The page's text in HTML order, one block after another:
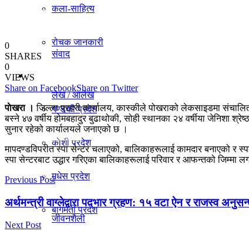
कला-साहित्य
रोचक जानकारी
प्रदेश
गण्डकी प्रदेश
काेशी प्रदेश
मधेस प्रदेश
बागमती प्रदेश
विचार
संवाद
लेख / आलेख
खेलकुद समाचार
विविध
जीवनशैली
0
SHARES
0
VIEWS
Share on FacebookShare on Twitter
पाेखरा । जिल्ला प्रहरी कार्यालय, कास्कीले पोखराको लेकसाइडमा
बस्ने ४७ वर्षीय होमबहादुर बुढाथोकी, सोही स्थानका २४ वर्षीया जेनिशा
सुनार रहेको कार्यालयले जनाएको छ ।
मापदण्डविपरीत स्पा सेन्टर चलाएको, बालिकाहरूलाई कामदार बनाएको र
स्पा सेन्टरबाट उद्धार गरिएका बालिकाहरूलाई परिवार र आफन्तको
Previous Post
अर्थमन्त्री वाग्लेद्वारा पदभार ग्रहण: १५ वटा ऐन र राजस्व
Next Post